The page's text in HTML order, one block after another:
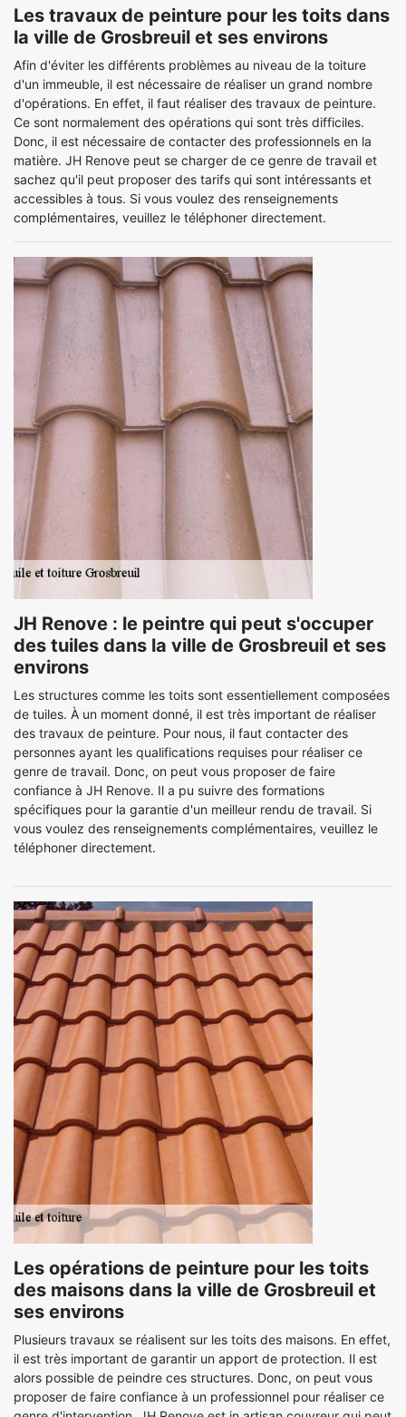
Les travaux de peinture pour les toits dans
la ville de Grosbreuil et ses environs
Afin d'éviter les différents problèmes au niveau de la toiture
d'un immeuble, il est nécessaire de réaliser un grand nombre
d'opérations. En effet, il faut réaliser des travaux de peinture.
Ce sont normalement des opérations qui sont très difficiles.
Donc, il est nécessaire de contacter des professionnels en la
matière. JH Renove peut se charger de ce genre de travail et
sachez qu'il peut proposer des tarifs qui sont intéressants et
accessibles à tous. Si vous voulez des renseignements
complémentaires, veuillez le téléphoner directement.
JH Renove : le peintre qui peut s'occuper
des tuiles dans la ville de Grosbreuil et ses
environs
Les structures comme les toits sont essentiellement composées
de tuiles. À un moment donné, il est très important de réaliser
des travaux de peinture. Pour nous, il faut contacter des
personnes ayant les qualifications requises pour réaliser ce
genre de travail. Donc, on peut vous proposer de faire
confiance à JH Renove. Il a pu suivre des formations
spécifiques pour la garantie d'un meilleur rendu de travail. Si
vous voulez des renseignements complémentaires, veuillez le
téléphoner directement.
Les opérations de peinture pour les toits
des maisons dans la ville de Grosbreuil et
ses environs
Plusieurs travaux se réalisent sur les toits des maisons. En effet,
il est très important de garantir un apport de protection. Il est
alors possible de peindre ces structures. Donc, on peut vous
proposer de faire confiance à un professionnel pour réaliser ce